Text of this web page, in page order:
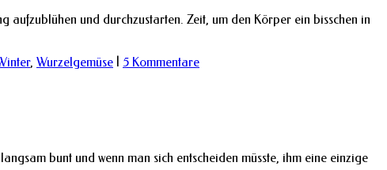
und durchzustarten. Zeit, um den Körper ein bisschen in
, Wurzelgemüse 5 Kommentare
bunt und wenn man sich entscheiden müsste, ihm eine einzige